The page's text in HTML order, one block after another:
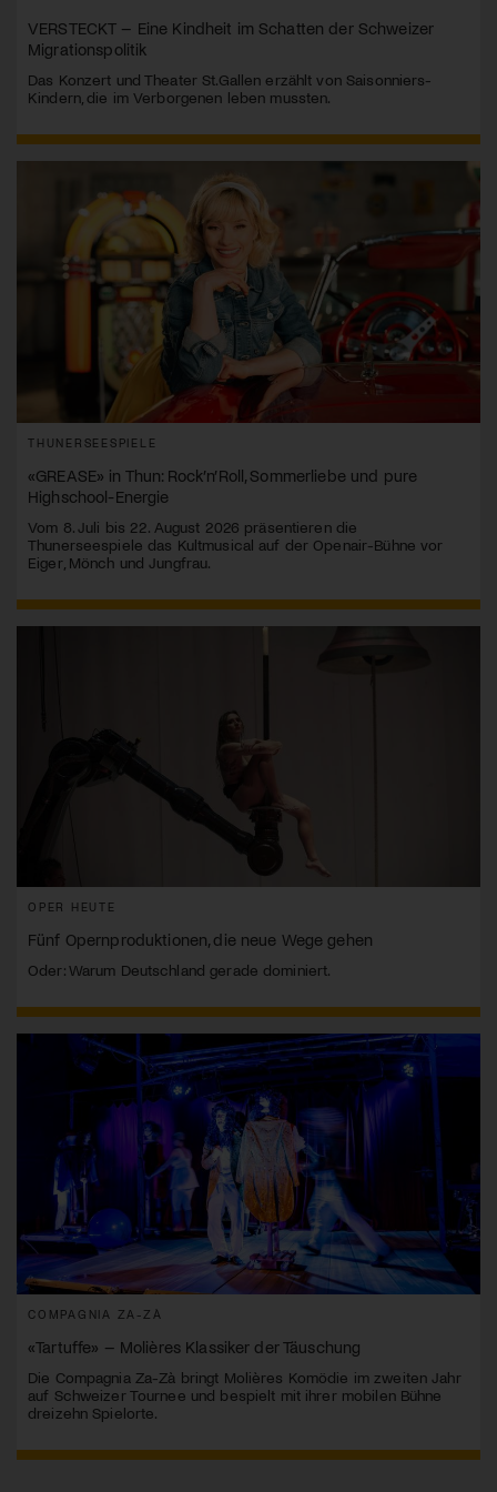
VERSTECKT – Eine Kindheit im Schatten der Schweizer
Migrationspolitik
Das Konzert und Theater St.Gallen erzählt von Saisonniers-
Kindern, die im Verborgenen leben mussten.
THUNERSEESPIELE
«GREASE» in Thun: Rock’n’Roll, Sommerliebe und pure
Highschool-Energie
Vom 8. Juli bis 22. August 2026 präsentieren die
Thunerseespiele das Kultmusical auf der Openair-Bühne vor
Eiger, Mönch und Jungfrau.
OPER HEUTE
Fünf Opernproduktionen, die neue Wege gehen
Oder: Warum Deutschland gerade dominiert.
COMPAGNIA ZA-ZÀ
«Tartuffe» – Molières Klassiker der Täuschung
Die Compagnia Za-Zà bringt Molières Komödie im zweiten Jahr
auf Schweizer Tournee und bespielt mit ihrer mobilen Bühne
dreizehn Spielorte.